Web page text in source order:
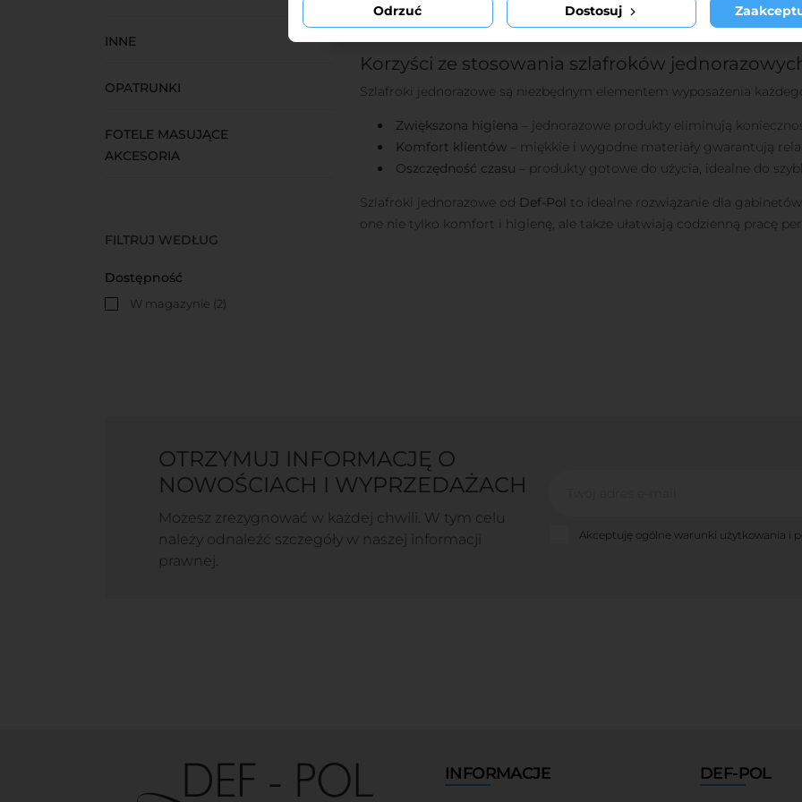
INNE
OPATRUNKI
FOTELE MASUJĄCE
AKCESORIA
FILTRUJ WEDŁUG
Dostępność
W magazynie (2)
Uniwersalny rozmiar
– szlafroki są dopasowane do różnych
Łatwość użytkowania– wygodne do zakładania i zdejmowania,
Korzyści ze stosowania szlafroków
Szlafroki jednorazowe są niezbędnym elementem wyposażenia
Zwiększona higiena – jednorazowe produkty eliminują
Komfort klientów – miękkie i wygodne materiały gwarantują
Oszczędność czasu – produkty gotowe do użycia, idealne do
Szlafroki jednorazowe od Def-Pol to idealne rozwiązanie dla
one nie tylko komfort i higienę, ale także ułatwiają codzienną pracę
OTRZYMUJ INFORMACJĘ O
NOWOŚCIACH I WYPRZEDAŻACH
Możesz zrezygnować w każdej chwili. W tym celu
należy odnaleźć szczegóły w naszej informacji
prawnej.
Akceptuję ogólne warunki użytkowania i
INFORMACJE DEF-POL
Odrzuć Dostosuj